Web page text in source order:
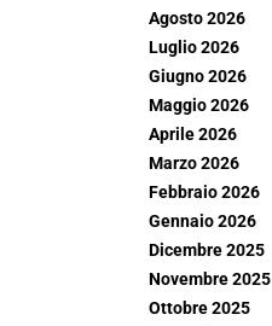
Agosto 2026
Luglio 2026
Giugno 2026
Maggio 2026
Aprile 2026
Marzo 2026
Febbraio 2026
Gennaio 2026
Dicembre 2025
Novembre 2025
Ottobre 2025